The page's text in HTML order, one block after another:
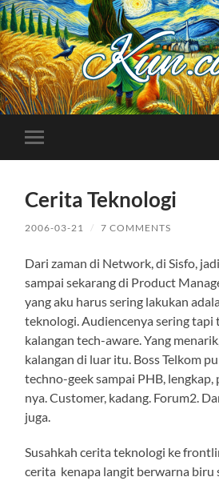
Toggle
mobile
Cerita Teknologi
2006-03-21 / 7 COMMENTS
Dari zaman di Network, di Sisfo,
sampai sekarang di Product
yang aku harus sering lakukan
teknologi. Audiencenya sering tapi
kalangan tech-aware. Yang
kalangan di luar itu. Boss Telkom
techno-geek sampai PHB,
nya. Customer, kadang. Forum2.
juga.
Susahkah cerita teknologi ke
cerita kenapa langit berwarna biru